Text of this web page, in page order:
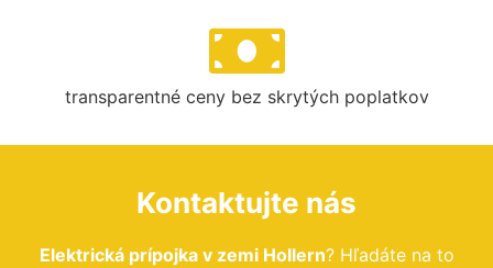
transparentné ceny bez skrytých poplatkov
Kontaktujte nás
Elektrická prípojka v zemi Hollern? Hľadáte na to